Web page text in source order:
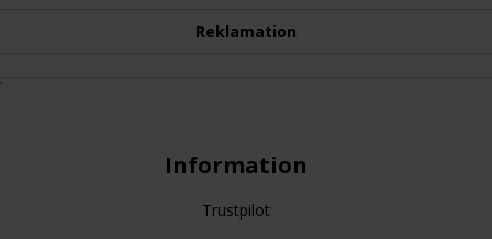
Reklamation
Information
Trustpilot
.